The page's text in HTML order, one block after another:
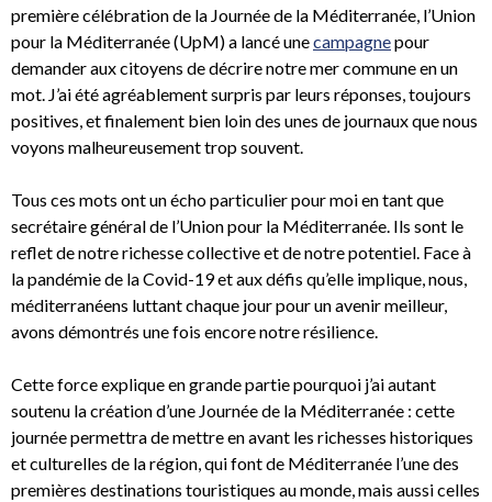
première célébration de la Journée de la Méditerranée, l’Union
pour la Méditerranée (UpM) a lancé unecampagnepour
demander aux citoyens de décrire notre mer commune en un
mot. J’ai été agréablement surpris par leurs réponses, toujours
positives, et finalement bien loin des unes de journaux que nous
voyons malheureusement trop souvent.
Tous ces mots ont un écho particulier pour moi en tant que
secrétaire général de l’Union pour la Méditerranée. Ils sont le
reflet de notre richesse collective et de notre potentiel. Face à
la pandémie de la Covid-19 et aux défis qu’elle implique, nous,
méditerranéens luttant chaque jour pour un avenir meilleur,
avons démontrés une fois encore notre résilience.
Cette force explique en grande partie pourquoi j’ai autant
soutenu la création d’une Journée de la Méditerranée : cette
journée permettra de mettre en avant les richesses historiques
et culturelles de la région, qui font de Méditerranée l’une des
premières destinations touristiques au monde, mais aussi celles